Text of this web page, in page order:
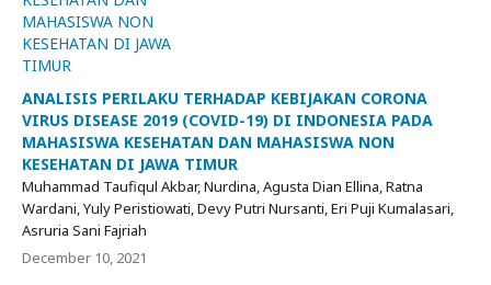
ANALISIS PERILAKU TERHADAP KEBIJAKAN CORONA
VIRUS DISEASE 2019 (COVID-19) DI INDONESIA PADA
MAHASISWA KESEHATAN DAN MAHASISWA NON
KESEHATAN DI JAWA TIMUR
Muhammad Taufiqul Akbar, Nurdina, Agusta Dian Ellina, Ratna
Wardani, Yuly Peristiowati, Devy Putri Nursanti, Eri Puji Kumalasari,
Asruria Sani Fajriah
December 10, 2021